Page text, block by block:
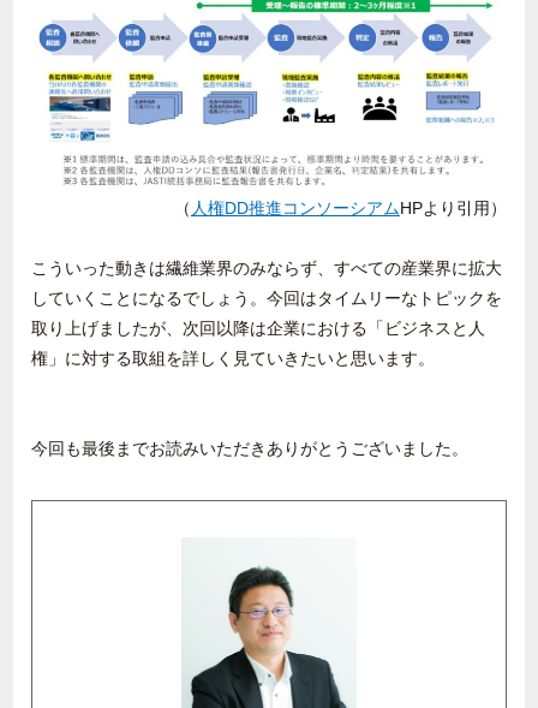
（ 人権DD推進コンソーシアムHPより引用）
こういった動きは繊維業界のみならず、すべての産業界に拡大
していくことになるでしょう。今回はタイムリーなトピックを
取り上げましたが、次回以降は企業における「ビジネスと人
権」に対する取組を詳しく見ていきたいと思います。
今回も最後までお読みいただきありがとうございました。